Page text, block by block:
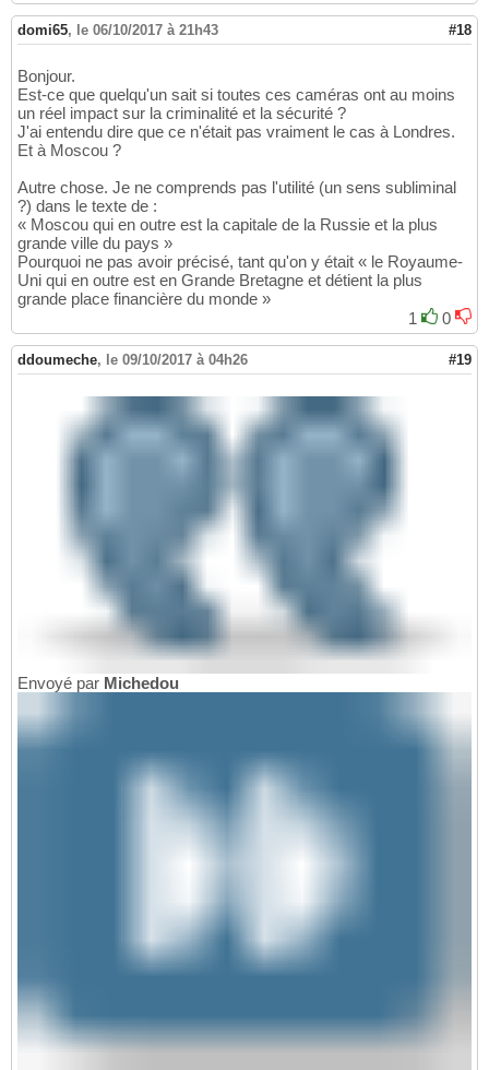
domi65, le 06/10/2017 à 21h43 #18
Bonjour.
Est-ce que quelqu'un sait si toutes ces caméras ont au moins
un réel impact sur la criminalité et la sécurité ?
J'ai entendu dire que ce n'était pas vraiment le cas à Londres.
Et à Moscou ?
Autre chose. Je ne comprends pas l'utilité (un sens subliminal
?) dans le texte de :
« Moscou qui en outre est la capitale de la Russie et la plus
grande ville du pays »
Pourquoi ne pas avoir précisé, tant qu'on y était « le Royaume-
Uni qui en outre est en Grande Bretagne et détient la plus
grande place financière du monde »
1
0
ddoumeche, le 09/10/2017 à 04h26 #19
Envoyé par Michedou